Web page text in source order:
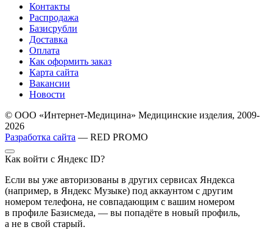
Контакты
Распродажа
Базисрубли
Доставка
Оплата
Как оформить заказ
Карта сайта
Вакансии
Новости
© ООО «Интернет-Медицина» Медицинские изделия, 2009-
2026
Разработка сайта — RED PROMO
Как войти с Яндекс ID?
Если вы уже авторизованы в других сервисах Яндекса
(например, в Яндекс Музыке) под аккаунтом с другим
номером телефона, не совпадающим с вашим номером
в профиле Базисмеда, — вы попадёте в новый профиль,
а не в свой старый.